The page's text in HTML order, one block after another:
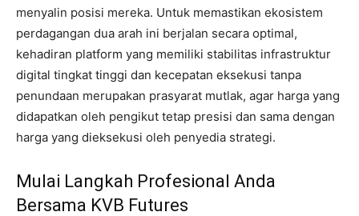
menyalin posisi mereka. Untuk memastikan ekosistem
perdagangan dua arah ini berjalan secara optimal,
kehadiran platform yang memiliki stabilitas infrastruktur
digital tingkat tinggi dan kecepatan eksekusi tanpa
penundaan merupakan prasyarat mutlak, agar harga yang
didapatkan oleh pengikut tetap presisi dan sama dengan
harga yang dieksekusi oleh penyedia strategi.
Mulai Langkah Profesional Anda
Bersama KVB Futures